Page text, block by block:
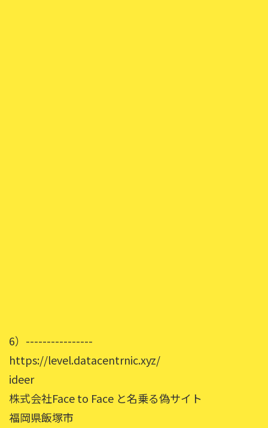
6）----------------
https://level.datacentrnic.xyz/
ideer
株式会社Face to Face と名乗る偽サイト
福岡県飯塚市